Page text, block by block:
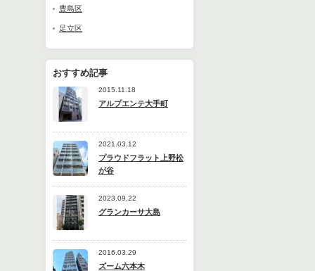
豊島区
足立区
おすすめ記事
2015.11.18
アルプエンテ大手町
2021.03.12
プラウドフラット上野松
が谷
2023.09.22
グランカーサ大島
2016.03.29
ズーム六本木